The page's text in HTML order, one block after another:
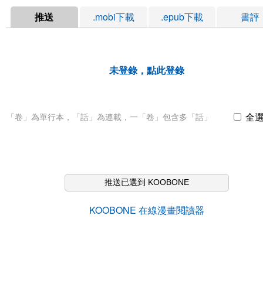
推送 .mobi下載 .epub下載 書評
未登錄，點此登錄
「卷」為單行本，「話」為連載，一「卷」包含多「話」 全
推送已選到 KOOBONE
KOOBONE 在線漫畫閱讀器